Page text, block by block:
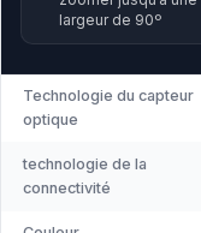
largeur de 90º
Technologie du capteur
optique
technologie de la
connectivité